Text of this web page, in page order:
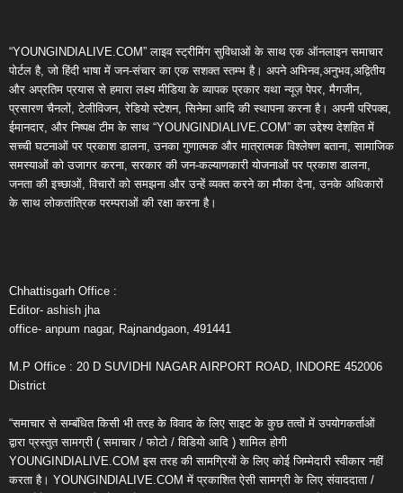
“YOUNGINDIALIVE.COM” लाइव स्ट्रीमिंग सुविधाओं के साथ एक ऑनलाइन समाचार
पोर्टल है, जो हिंदी भाषा में जन-संचार का एक सशक्त स्तम्भ है। अपने अभिनव,अनुभव,अद्वितीय
और अप्रतिम प्रयास से हमारा लक्ष्य मीडिया के व्यापक प्रकार यथा न्यूज़ पेपर, मैगजीन,
प्रसारण चैनलों, टेलीविजन, रेडियो स्टेशन, सिनेमा आदि की स्थापना करना है। अपनी परिपक्व,
ईमानदार, और निष्पक्ष टीम के साथ “YOUNGINDIALIVE.COM” का उद्देश्य देशहित में
सच्ची घटनाओं पर प्रकाश डालना, उनका गुणात्मक और मात्रात्मक विश्लेषण बताना, सामाजिक
समस्याओं को उजागर करना, सरकार की जन-कल्याणकारी योजनाओं पर प्रकाश डालना,
जनता की इच्छाओं, विचारों को समझना और उन्हें व्यक्त करने का मौका देना, उनके अधिकारों
के साथ लोकतांत्रिक परम्पराओं की रक्षा करना है।
Chhattisgarh Office :
Editor- ashish jha
office- anpum nagar, Rajnandgaon, 491441
M.P Office : 20 D SUVIDHI NAGAR AIRPORT ROAD, INDORE 452006
District
“समाचार से सम्बंधित किसी भी तरह के विवाद के लिए साइट के कुछ तत्वों में उपयोगकर्ताओं
द्वारा प्रस्तुत सामग्री ( समाचार / फोटो / विडियो आदि ) शामिल होगी
YOUNGINDIALIVE.COM इस तरह की सामग्रियों के लिए कोई जिम्मेदारी स्वीकार नहीं
करता है। YOUNGINDIALIVE.COM में प्रकाशित ऐसी सामग्री के लिए संवाददाता /